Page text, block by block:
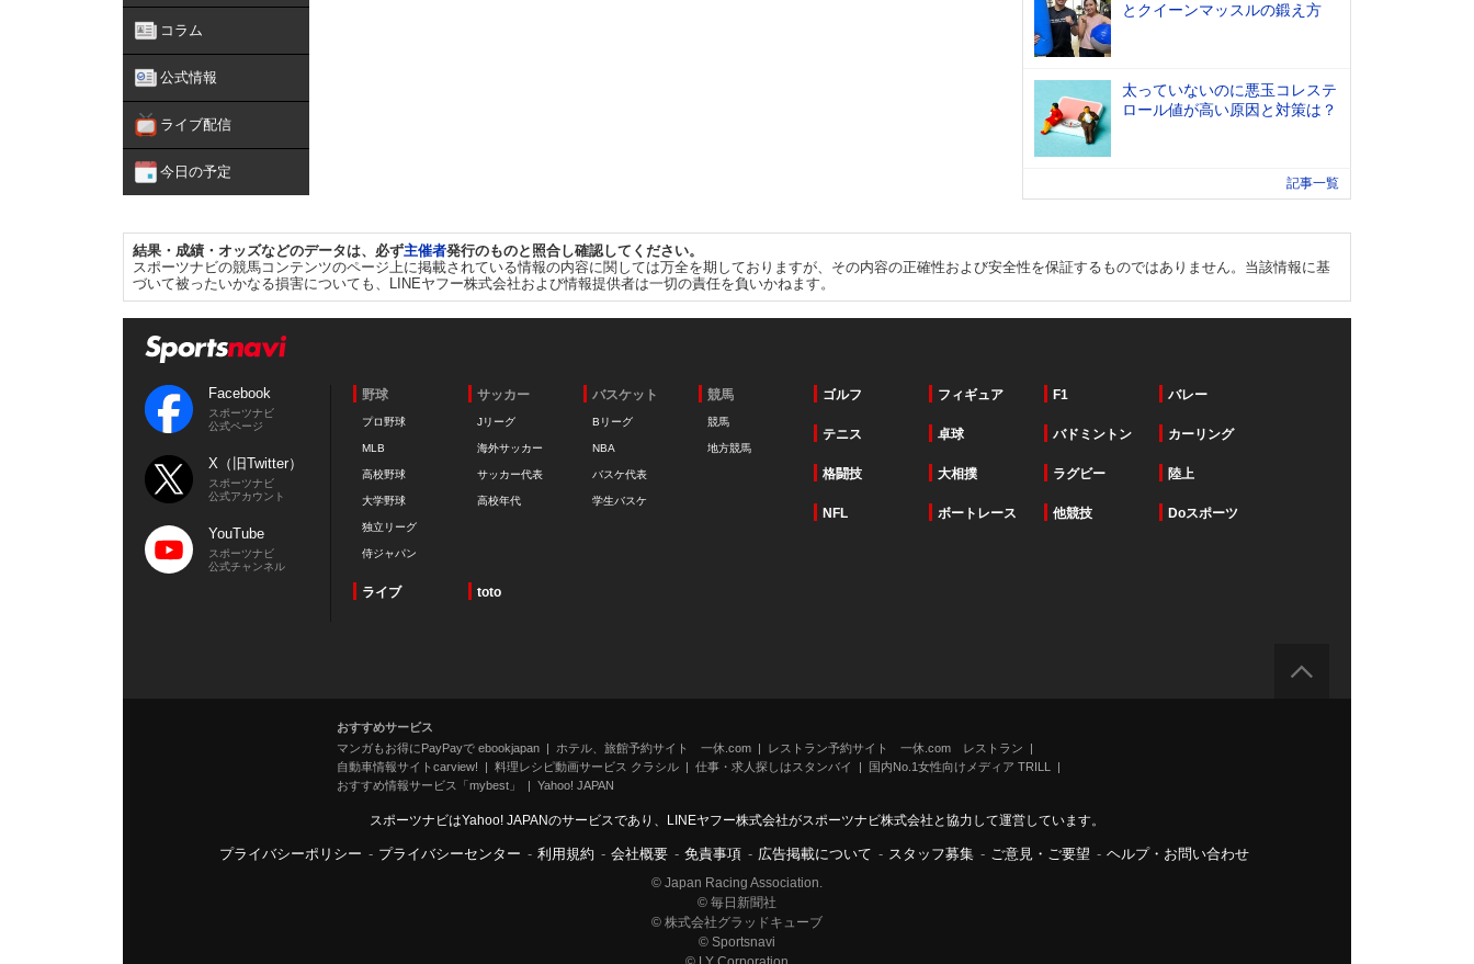
コラム
公式情報
ライブ配信
今日の予定
とクイーンマッスルの鍛え方
太っていないのに悪玉コレステ
ロール値が高い原因と対策は？
記事一覧
結果・成績・オッズなどのデータは、必ず主催者発行のものと照合し確認してください。
スポーツナビの競馬コンテンツのページ上に掲載されている情報の内容に関しては万全を期しておりますが、その内容の正確性および安全性を保証するものではありません。当該情報に基
づいて被ったいかなる損害についても、LINEヤフー株式会社および情報提供者は一切の責任を負いかねます。
Facebook
スポーツナビ
公式ページ
X（旧Twitter）
スポーツナビ
公式アカウント
YouTube
スポーツナビ
公式チャンネル
野球
プロ野球
MLB
高校野球
大学野球
独立リーグ
侍ジャパン
サッカー
Jリーグ
海外サッカー
サッカー代表
高校年代
バスケット
Bリーグ
NBA
バスケ代表
学生バスケ
競馬
競馬
地方競馬
ゴルフ フィギュア F1 バレー
テニス 卓球 バドミントン カーリング
格闘技 大相撲 ラグビー 陸上
NFL ボートレース 他競技 Doスポーツ
ライブ toto
おすすめサービス
マンガもお得にPayPayで ebookjapan
ホテル、旅館予約サイト 一休.com
レストラン予約サイト 一休.com レストラン
自動車情報サイトcarview!
料理レシピ動画サービス クラシル 仕事・求人探しはスタンバイ
国内No.1女性向けメディア TRILL
おすすめ情報サービス「mybest」
Yahoo! JAPAN
スポーツナビはYahoo! JAPANのサービスであり、LINEヤフー株式会社がスポーツナビ株式会社と協力して運営しています。
プライバシーポリシー - プライバシーセンター - 利用規約 - 会社概要 - 免責事項 - 広告掲載について - スタッフ募集 - ご意見・ご要望 - ヘルプ・お問い合わせ
© Japan Racing Association.
© 毎日新聞社
© 株式会社グラッドキューブ
© Sportsnavi